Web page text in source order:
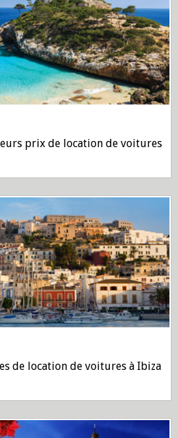
prix de location de voitures
de location de voitures à Ibiza